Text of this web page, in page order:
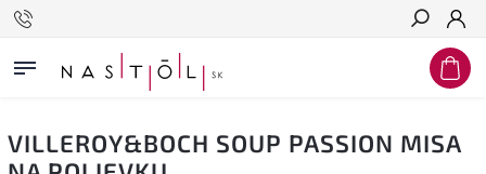
Hľadať
VILLEROY&BOCH SOUP PASSION MISA